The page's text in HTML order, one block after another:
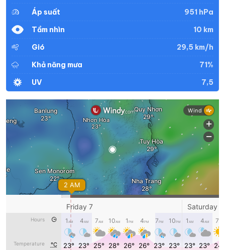
Áp suất
951 hPa
Tầm nhìn
10 km
Gió
29,5 km/h
Khả năng mưa
71%
UV
7,5